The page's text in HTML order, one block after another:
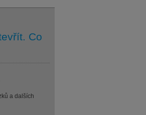
Co
a dalších